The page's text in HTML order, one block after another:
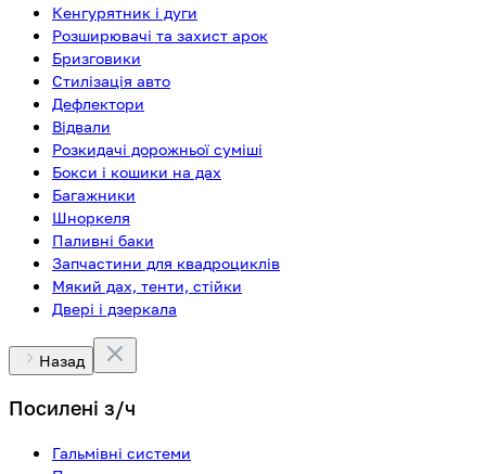
Кенгурятник і дуги
Розширювачі та захист арок
Бризговики
Стилізація авто
Дефлектори
Відвали
Розкидачі дорожньої суміші
Бокси і кошики на дах
Багажники
Шноркеля
Паливні баки
Запчастини для квадроциклів
Мякий дах, тенти, стійки
Двері і дзеркала
Назад
Посилені з/ч
Гальмівні системи